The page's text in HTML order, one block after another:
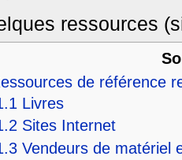
ressources
de référence
Livres
Sites Internet
Vendeurs de matériel